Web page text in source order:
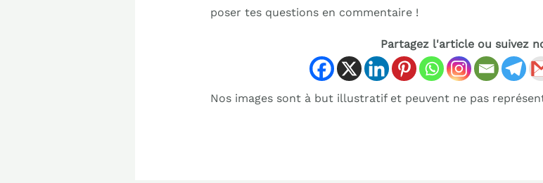
poser tes questions en commentaire !
Partagez l'article ou suivez
Nos images sont à but illustratif et peuvent ne pas